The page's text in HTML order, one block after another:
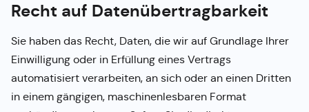
Recht auf Daten­übertrag­barkeit
Sie haben das Recht, Daten, die wir auf Grundlage Ihrer
Einwilligung oder in Erfüllung eines Vertrags
automatisiert verarbeiten, an sich oder an einen Dritten
in einem gängigen, maschinenlesbaren Format